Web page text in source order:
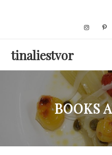
tinaliestvor
BOOKS